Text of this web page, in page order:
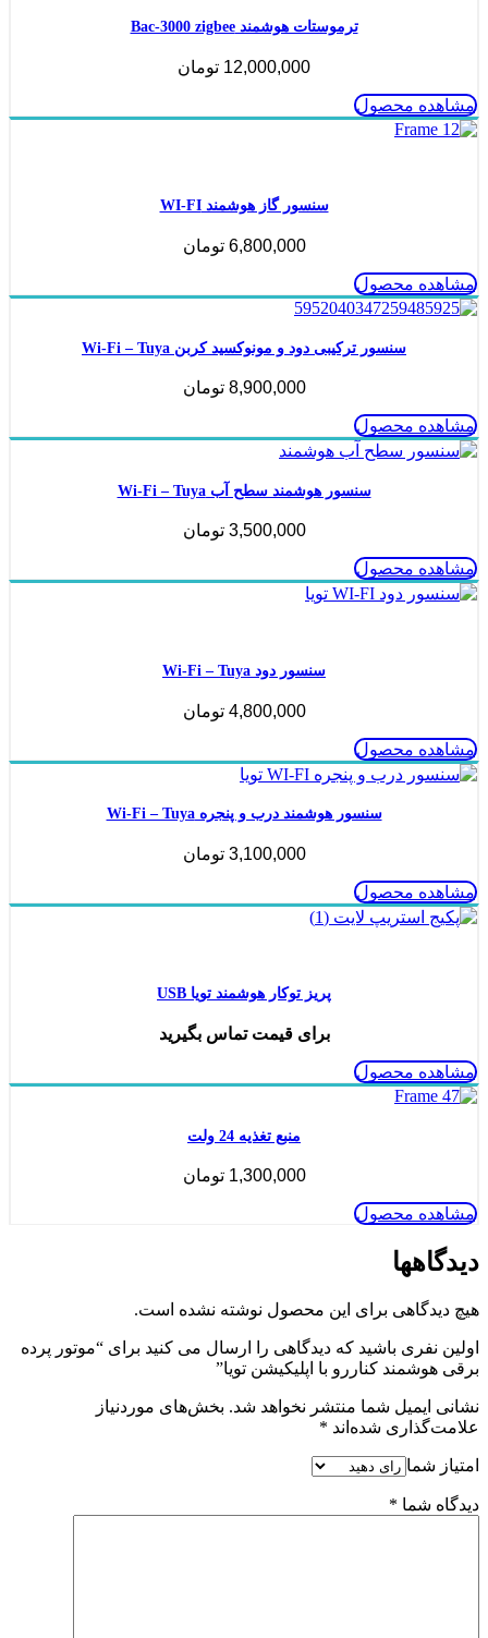
ترموستات هوشمند Bac-3000 zigbee
12,000,000 تومان
مشاهده محصول
سنسور گاز هوشمند WI-FI
6,800,000 تومان
مشاهده محصول
سنسور ترکیبی دود و مونوکسید کربن Wi-Fi – Tuya
8,900,000 تومان
مشاهده محصول
سنسور هوشمند سطح آب Wi-Fi – Tuya
3,500,000 تومان
مشاهده محصول
سنسور دود Wi-Fi – Tuya
4,800,000 تومان
مشاهده محصول
سنسور هوشمند درب و پنجره Wi-Fi – Tuya
3,100,000 تومان
مشاهده محصول
پریز توکار هوشمند تویا USB
برای قیمت تماس بگیرید
مشاهده محصول
منبع تغذیه 24 ولت
1,300,000 تومان
مشاهده محصول
دیدگاهها
هیچ دیدگاهی برای این محصول نوشته نشده است.
اولین نفری باشید که دیدگاهی را ارسال می کنید برای “موتور پرده
برقی هوشمند کناررو با اپلیکیشن تویا”
نشانی ایمیل شما منتشر نخواهد شد. بخش‌های موردنیاز
علامت‌گذاری شده‌اند *
امتیاز شما
دیدگاه شما *